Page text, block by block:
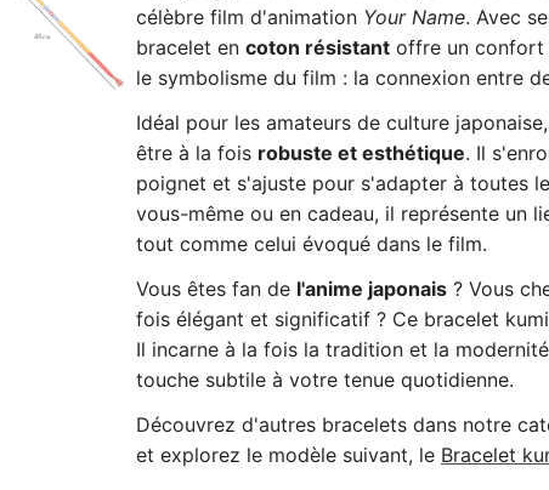
célèbre film d'animation Your Name. Avec
bracelet en coton résistant offre un confort
le symbolisme du film : la connexion entre
Idéal pour les amateurs de culture
être à la fois robuste et esthétique. Il
poignet et s'ajuste pour s'adapter à toutes
vous-même ou en cadeau, il représente un
tout comme celui évoqué dans le film.
Vous êtes fan de l'anime japonais ? Vous
fois élégant et significatif ? Ce bracelet
Il incarne à la fois la tradition et la
touche subtile à votre tenue quotidienne.
Découvrez d'autres bracelets dans notre
et explorez le modèle suivant, le Bracelet